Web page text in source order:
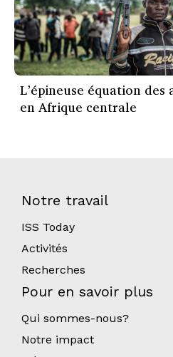
L’épineuse équation
en Afrique centrale
Notre travail
ISS Today
Activités
Recherches
Pour en savoir plus
Qui sommes-nous?
Notre impact